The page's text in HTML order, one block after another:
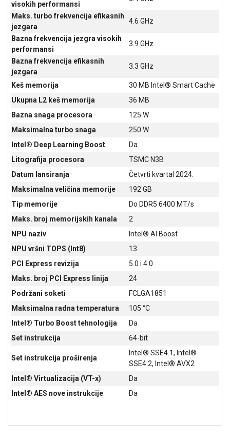
BAŠTA
OUTLET
KRIPTO
IGRAČKE
visokih performansi
Maks. turbo frekvencija efikasnih
jezgara
4.6 GHz
Bazna frekvencija jezgra visokih
performansi
3.9 GHz
Bazna frekvencija efikasnih
jezgara
3.3 GHz
Keš memorija
30 MB Intel® Smart Cache
Ukupna L2 keš memorija
36 MB
Bazna snaga procesora
125 W
Maksimalna turbo snaga
250 W
Intel® Deep Learning Boost
Da
Litografija procesora
TSMC N3B
Datum lansiranja
Četvrti kvartal 2024.
Maksimalna veličina memorije
192 GB
Tip memorije
Do DDR5 6400 MT/s
Maks. broj memorijskih kanala
2
NPU naziv
Intel® AI Boost
NPU vršni TOPS (Int8)
13
PCI Express revizija
5.0 i 4.0
Maks. broj PCI Express linija
24
Podržani soketi
FCLGA1851
Maksimalna radna temperatura
105 °C
Intel® Turbo Boost tehnologija
Da
Set instrukcija
64-bit
Set instrukcija proširenja
Intel® SSE4.1, Intel®
SSE4.2, Intel® AVX2
Intel® Virtualizacija (VT-x)
Da
Intel® AES nove instrukcije
Da